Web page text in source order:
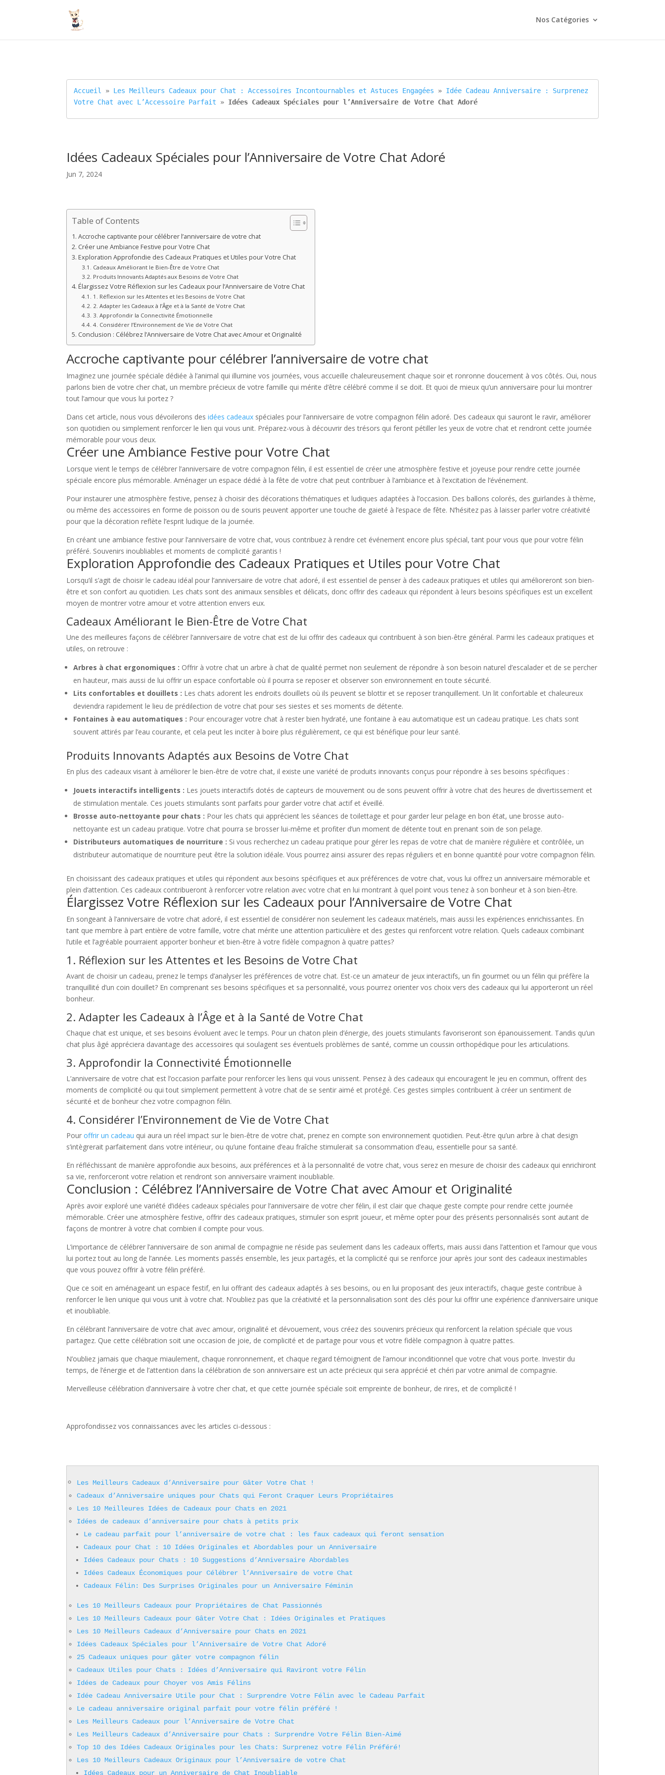
Nos Catégories
Accueil » Les Meilleurs Cadeaux pour Chat : Accessoires Incontournables et Astuces Engagées » Idée Cadeau Anniversaire : Surprenez
Votre Chat avec L’Accessoire Parfait » Idées Cadeaux Spéciales pour l’Anniversaire de Votre Chat Adoré
Idées Cadeaux Spéciales pour l’Anniversaire de Votre Chat Adoré
Jun 7, 2024
Table of Contents
Accroche captivante pour célébrer l’anniversaire de votre chat
Créer une Ambiance Festive pour Votre Chat
Exploration Approfondie des Cadeaux Pratiques et Utiles pour Votre Chat
Cadeaux Améliorant le Bien-Être de Votre Chat
Produits Innovants Adaptés aux Besoins de Votre Chat
Élargissez Votre Réflexion sur les Cadeaux pour l’Anniversaire de Votre Chat
1. Réflexion sur les Attentes et les Besoins de Votre Chat
2. Adapter les Cadeaux à l’Âge et à la Santé de Votre Chat
3. Approfondir la Connectivité Émotionnelle
4. Considérer l’Environnement de Vie de Votre Chat
Conclusion : Célébrez l’Anniversaire de Votre Chat avec Amour et Originalité
Accroche captivante pour célébrer l’anniversaire de votre chat
Imaginez une journée spéciale dédiée à l’animal qui illumine vos journées, vous accueille chaleureusement chaque soir et ronronne doucement à vos côtés. Oui, nous
parlons bien de votre cher chat, un membre précieux de votre famille qui mérite d’être célébré comme il se doit. Et quoi de mieux qu’un anniversaire pour lui montrer
tout l’amour que vous lui portez ?
Dans cet article, nous vous dévoilerons desidées cadeaux spéciales pour l’anniversaire de votre compagnon félin adoré. Des cadeaux qui sauront le ravir, améliorer
son quotidien ou simplement renforcer le lien qui vous unit. Préparez-vous à découvrir des trésors qui feront pétiller les yeux de votre chat et rendront cette journée
mémorable pour vous deux.
Créer une Ambiance Festive pour Votre Chat
Lorsque vient le temps de célébrer l’anniversaire de votre compagnon félin, il est essentiel de créer une atmosphère festive et joyeuse pour rendre cette journée
spéciale encore plus mémorable. Aménager un espace dédié à la fête de votre chat peut contribuer à l’ambiance et à l’excitation de l’événement.
Pour instaurer une atmosphère festive, pensez à choisir des décorations thématiques et ludiques adaptées à l’occasion. Des ballons colorés, des guirlandes à thème,
ou même des accessoires en forme de poisson ou de souris peuvent apporter une touche de gaieté à l’espace de fête. N’hésitez pas à laisser parler votre créativité
pour que la décoration reflète l’esprit ludique de la journée.
En créant une ambiance festive pour l’anniversaire de votre chat, vous contribuez à rendre cet événement encore plus spécial, tant pour vous que pour votre félin
préféré. Souvenirs inoubliables et moments de complicité garantis !
Exploration Approfondie des Cadeaux Pratiques et Utiles pour Votre Chat
Lorsqu’il s’agit de choisir le cadeau idéal pour l’anniversaire de votre chat adoré, il est essentiel de penser à des cadeaux pratiques et utiles qui amélioreront son bien-
être et son confort au quotidien. Les chats sont des animaux sensibles et délicats, donc offrir des cadeaux qui répondent à leurs besoins spécifiques est un excellent
moyen de montrer votre amour et votre attention envers eux.
Cadeaux Améliorant le Bien-Être de Votre Chat
Une des meilleures façons de célébrer l’anniversaire de votre chat est de lui offrir des cadeaux qui contribuent à son bien-être général. Parmi les cadeaux pratiques et
utiles, on retrouve :
Arbres à chat ergonomiques : Offrir à votre chat un arbre à chat de qualité permet non seulement de répondre à son besoin naturel d’escalader et de se percher
en hauteur, mais aussi de lui offrir un espace confortable où il pourra se reposer et observer son environnement en toute sécurité.
Lits confortables et douillets : Les chats adorent les endroits douillets où ils peuvent se blottir et se reposer tranquillement. Un lit confortable et chaleureux
deviendra rapidement le lieu de prédilection de votre chat pour ses siestes et ses moments de détente.
Fontaines à eau automatiques : Pour encourager votre chat à rester bien hydraté, une fontaine à eau automatique est un cadeau pratique. Les chats sont
souvent attirés par l’eau courante, et cela peut les inciter à boire plus régulièrement, ce qui est bénéfique pour leur santé.
Produits Innovants Adaptés aux Besoins de Votre Chat
En plus des cadeaux visant à améliorer le bien-être de votre chat, il existe une variété de produits innovants conçus pour répondre à ses besoins spécifiques :
Jouets interactifs intelligents : Les jouets interactifs dotés de capteurs de mouvement ou de sons peuvent offrir à votre chat des heures de divertissement et
de stimulation mentale. Ces jouets stimulants sont parfaits pour garder votre chat actif et éveillé.
Brosse auto-nettoyante pour chats : Pour les chats qui apprécient les séances de toilettage et pour garder leur pelage en bon état, une brosse auto-
nettoyante est un cadeau pratique. Votre chat pourra se brosser lui-même et profiter d’un moment de détente tout en prenant soin de son pelage.
Distributeurs automatiques de nourriture : Si vous recherchez un cadeau pratique pour gérer les repas de votre chat de manière régulière et contrôlée, un
distributeur automatique de nourriture peut être la solution idéale. Vous pourrez ainsi assurer des repas réguliers et en bonne quantité pour votre compagnon félin.
En choisissant des cadeaux pratiques et utiles qui répondent aux besoins spécifiques et aux préférences de votre chat, vous lui offrez un anniversaire mémorable et
plein d’attention. Ces cadeaux contribueront à renforcer votre relation avec votre chat en lui montrant à quel point vous tenez à son bonheur et à son bien-être.
Élargissez Votre Réflexion sur les Cadeaux pour l’Anniversaire de Votre Chat
En songeant à l’anniversaire de votre chat adoré, il est essentiel de considérer non seulement les cadeaux matériels, mais aussi les expériences enrichissantes. En
tant que membre à part entière de votre famille, votre chat mérite une attention particulière et des gestes qui renforcent votre relation. Quels cadeaux combinant
l’utile et l’agréable pourraient apporter bonheur et bien-être à votre fidèle compagnon à quatre pattes?
1. Réflexion sur les Attentes et les Besoins de Votre Chat
Avant de choisir un cadeau, prenez le temps d’analyser les préférences de votre chat. Est-ce un amateur de jeux interactifs, un fin gourmet ou un félin qui préfère la
tranquillité d’un coin douillet? En comprenant ses besoins spécifiques et sa personnalité, vous pourrez orienter vos choix vers des cadeaux qui lui apporteront un réel
bonheur.
2. Adapter les Cadeaux à l’Âge et à la Santé de Votre Chat
Chaque chat est unique, et ses besoins évoluent avec le temps. Pour un chaton plein d’énergie, des jouets stimulants favoriseront son épanouissement. Tandis qu’un
chat plus âgé appréciera davantage des accessoires qui soulagent ses éventuels problèmes de santé, comme un coussin orthopédique pour les articulations.
3. Approfondir la Connectivité Émotionnelle
L’anniversaire de votre chat est l’occasion parfaite pour renforcer les liens qui vous unissent. Pensez à des cadeaux qui encouragent le jeu en commun, offrent des
moments de complicité ou qui tout simplement permettent à votre chat de se sentir aimé et protégé. Ces gestes simples contribuent à créer un sentiment de
sécurité et de bonheur chez votre compagnon félin.
4. Considérer l’Environnement de Vie de Votre Chat
Pouroffrir un cadeau qui aura un réel impact sur le bien-être de votre chat, prenez en compte son environnement quotidien. Peut-être qu’un arbre à chat design
s’intègrerait parfaitement dans votre intérieur, ou qu’une fontaine d’eau fraîche stimulerait sa consommation d’eau, essentielle pour sa santé.
En réfléchissant de manière approfondie aux besoins, aux préférences et à la personnalité de votre chat, vous serez en mesure de choisir des cadeaux qui enrichiront
sa vie, renforceront votre relation et rendront son anniversaire vraiment inoubliable.
Conclusion : Célébrez l’Anniversaire de Votre Chat avec Amour et Originalité
Après avoir exploré une variété d’idées cadeaux spéciales pour l’anniversaire de votre cher félin, il est clair que chaque geste compte pour rendre cette journée
mémorable. Créer une atmosphère festive, offrir des cadeaux pratiques, stimuler son esprit joueur, et même opter pour des présents personnalisés sont autant de
façons de montrer à votre chat combien il compte pour vous.
L’importance de célébrer l’anniversaire de son animal de compagnie ne réside pas seulement dans les cadeaux offerts, mais aussi dans l’attention et l’amour que vous
lui portez tout au long de l’année. Les moments passés ensemble, les jeux partagés, et la complicité qui se renforce jour après jour sont des cadeaux inestimables
que vous pouvez offrir à votre félin préféré.
Que ce soit en aménageant un espace festif, en lui offrant des cadeaux adaptés à ses besoins, ou en lui proposant des jeux interactifs, chaque geste contribue à
renforcer le lien unique qui vous unit à votre chat. N’oubliez pas que la créativité et la personnalisation sont des clés pour lui offrir une expérience d’anniversaire unique
et inoubliable.
En célébrant l’anniversaire de votre chat avec amour, originalité et dévouement, vous créez des souvenirs précieux qui renforcent la relation spéciale que vous
partagez. Que cette célébration soit une occasion de joie, de complicité et de partage pour vous et votre fidèle compagnon à quatre pattes.
N’oubliez jamais que chaque miaulement, chaque ronronnement, et chaque regard témoignent de l’amour inconditionnel que votre chat vous porte. Investir du
temps, de l’énergie et de l’attention dans la célébration de son anniversaire est un acte précieux qui sera apprécié et chéri par votre animal de compagnie.
Merveilleuse célébration d’anniversaire à votre cher chat, et que cette journée spéciale soit empreinte de bonheur, de rires, et de complicité !
Approfondissez vos connaissances avec les articles ci-dessous :
Les Meilleurs Cadeaux d’Anniversaire pour Gâter Votre Chat !
Cadeaux d’Anniversaire uniques pour Chats qui Feront Craquer Leurs Propriétaires
Les 10 Meilleures Idées de Cadeaux pour Chats en 2021
Idées de cadeaux d’anniversaire pour chats à petits prix
Le cadeau parfait pour l’anniversaire de votre chat : les faux cadeaux qui feront sensation
Cadeaux pour Chat : 10 Idées Originales et Abordables pour un Anniversaire
Idées Cadeaux pour Chats : 10 Suggestions d’Anniversaire Abordables
Idées Cadeaux Économiques pour Célébrer l’Anniversaire de votre Chat
Cadeaux Félin: Des Surprises Originales pour un Anniversaire Féminin
Les 10 Meilleurs Cadeaux pour Propriétaires de Chat Passionnés
Les 10 Meilleurs Cadeaux pour Gâter Votre Chat : Idées Originales et Pratiques
Les 10 Meilleurs Cadeaux d’Anniversaire pour Chats en 2021
Idées Cadeaux Spéciales pour l’Anniversaire de Votre Chat Adoré
25 Cadeaux uniques pour gâter votre compagnon félin
Cadeaux Utiles pour Chats : Idées d’Anniversaire qui Raviront votre Félin
Idées de Cadeaux pour Choyer vos Amis Félins
Idée Cadeau Anniversaire Utile pour Chat : Surprendre Votre Félin avec le Cadeau Parfait
Le cadeau anniversaire original parfait pour votre félin préféré !
Les Meilleurs Cadeaux pour l’Anniversaire de Votre Chat
Les Meilleurs Cadeaux d’Anniversaire pour Chats : Surprendre Votre Félin Bien-Aimé
Top 10 des Idées Cadeaux Originales pour les Chats: Surprenez votre Félin Préféré!
Les 10 Meilleurs Cadeaux Originaux pour l’Anniversaire de votre Chat
Idées Cadeaux pour un Anniversaire de Chat Inoubliable